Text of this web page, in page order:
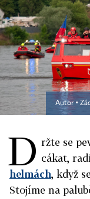
Autor ▪
D ržte se
cákat,
helmách, když
Stojíme na